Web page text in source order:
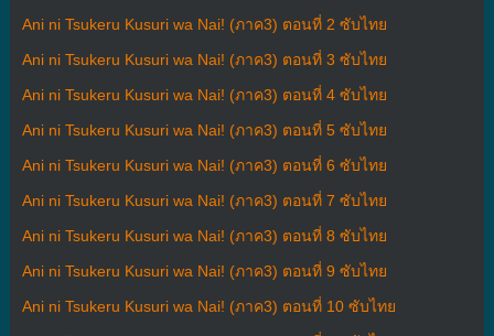
Ani ni Tsukeru Kusuri wa Nai! (ภาค3) ตอนที่ 2 ซับไทย
Ani ni Tsukeru Kusuri wa Nai! (ภาค3) ตอนที่ 3 ซับไทย
Ani ni Tsukeru Kusuri wa Nai! (ภาค3) ตอนที่ 4 ซับไทย
Ani ni Tsukeru Kusuri wa Nai! (ภาค3) ตอนที่ 5 ซับไทย
Ani ni Tsukeru Kusuri wa Nai! (ภาค3) ตอนที่ 6 ซับไทย
Ani ni Tsukeru Kusuri wa Nai! (ภาค3) ตอนที่ 7 ซับไทย
Ani ni Tsukeru Kusuri wa Nai! (ภาค3) ตอนที่ 8 ซับไทย
Ani ni Tsukeru Kusuri wa Nai! (ภาค3) ตอนที่ 9 ซับไทย
Ani ni Tsukeru Kusuri wa Nai! (ภาค3) ตอนที่ 10 ซับไทย